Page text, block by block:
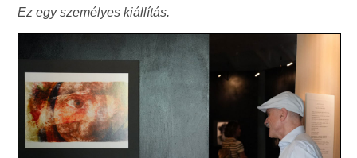
Ez egy személyes kiállítás.